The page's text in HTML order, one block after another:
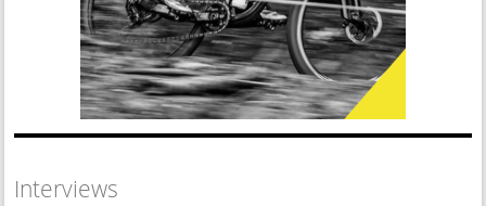
Interviews